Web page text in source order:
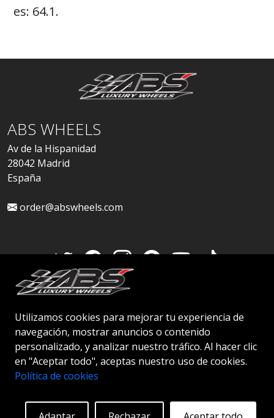
Utilizamos cookies para mejorar tu experiencia de
navegación, mostrar anuncios o contenido
personalizado, y analizar nuestro tráfico. Al hacer clic
en "Aceptar todo", aceptas nuestro uso de cookies.
Política de cookies
es: 64.1.
ABS WHEELS
Av de la Hispanidad
28042 Madrid
España
order@abswheels.com
Cuenta de distribuidor
© 2026 ABS WHEELS - Todos los derechos